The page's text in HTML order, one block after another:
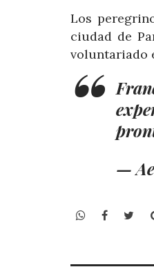
Los
ciudad de
voluntariado
—
WhatsApp